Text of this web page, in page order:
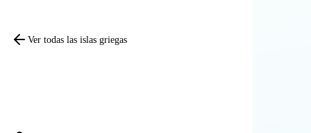
Ver todas las islas griegas